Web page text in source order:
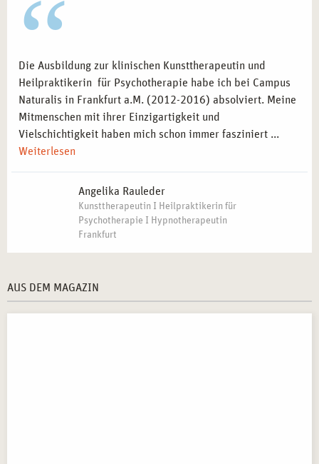
Die Ausbildung zur klinischen Kunsttherapeutin und
Heilpraktikerin für Psychotherapie habe ich bei Campus
Naturalis in Frankfurt a.M. (2012-2016) absolviert. Meine
Mitmenschen mit ihrer Einzigartigkeit und
Vielschichtigkeit haben mich schon immer fasziniert ...
Weiterlesen
Angelika Rauleder
Kunsttherapeutin I Heilpraktikerin für
Psychotherapie I Hypnotherapeutin
Frankfurt
AUS DEM MAGAZIN